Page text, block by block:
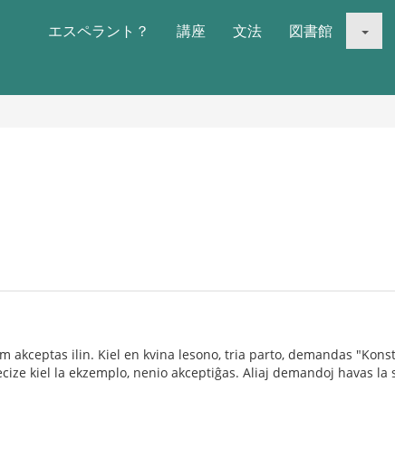
エスペラント？ 講座 文法 図書館
akceptas ilin. Kiel en kvina lesono, tria parto, demandas
kiel la ekzemplo, nenio akceptiĝas. Aliaj demandoj havas la